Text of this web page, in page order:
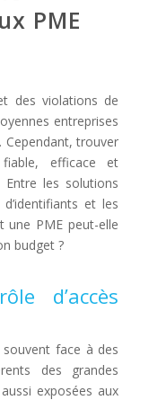
PME
des violations de
entreprises
Cependant, trouver
fiable, efficace et
Entre les solutions
et les
une PME peut-elle
budget ?
d’accès
face à des
des grandes
exposées aux